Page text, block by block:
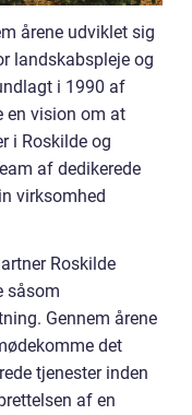
årene udviklet sig
landskabspleje og
i 1990 af
en vision om at
i Roskilde og
af dedikerede
virksomhed
Roskilde
såsom
Gennem årene
det
tjenester inden
af en